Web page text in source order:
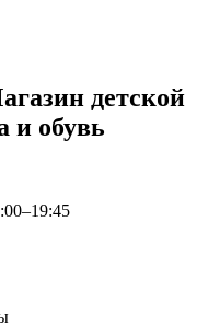
детской
и обувь